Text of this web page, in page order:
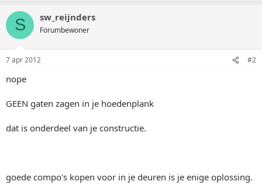
S sw_reijnders
Forumbewoner
7 apr 2012 #2
nope
GEEN gaten zagen in je hoedenplank
dat is onderdeel van je constructie.
goede compo's kopen voor in je deuren is je enige oplossing.